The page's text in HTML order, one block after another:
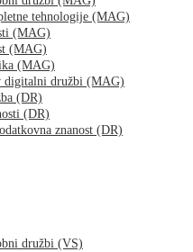
tehnologije (MAG)
(MAG)
(MAG)
(MAG)
digitalni družbi (MAG)
(DR)
(DR)
znanost (DR)
družbi (VS)